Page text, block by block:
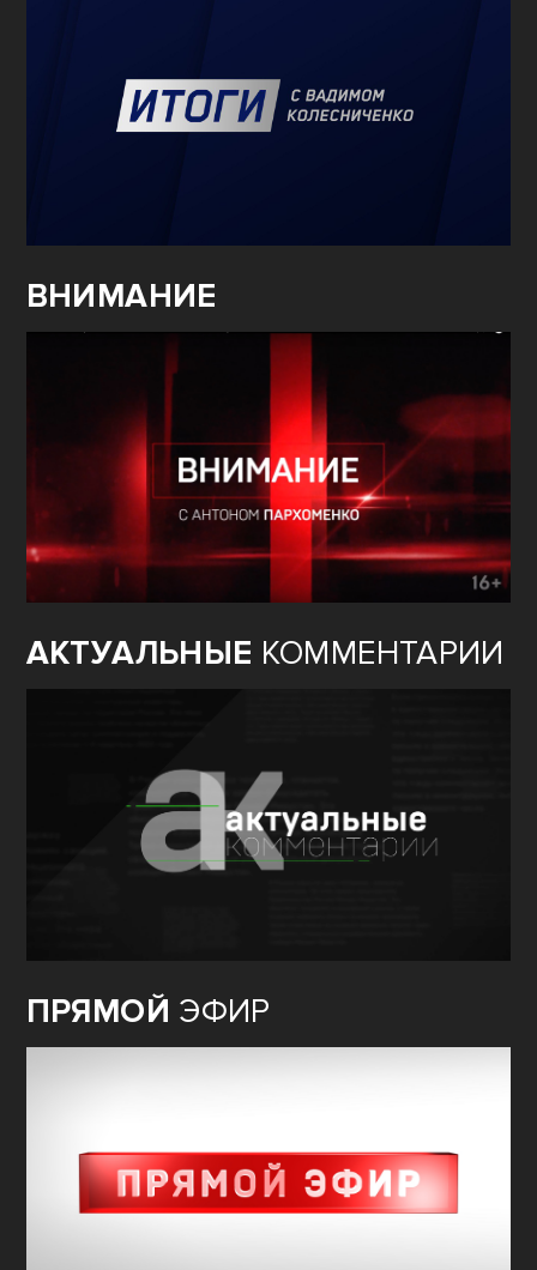
ВНИМАНИЕ
АКТУАЛЬНЫЕ КОММЕНТАРИИ
ПРЯМОЙ ЭФИР